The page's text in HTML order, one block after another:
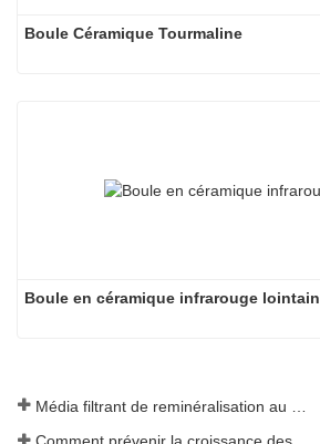
Boule Céramique Tourmaline
Boule en céramique infrarouge lointain